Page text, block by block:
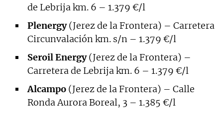
de Lebrija km. 6 – 1.379 €/l
Plenergy(Jerez de la Frontera) – Carretera
Circunvalación km. s/n – 1.379 €/l
Seroil Energy(Jerez de la Frontera) –
Carretera de Lebrija km. 6 – 1.379 €/l
Alcampo (Jerez de la Frontera) – Calle
Ronda Aurora Boreal, 3 – 1.385 €/l